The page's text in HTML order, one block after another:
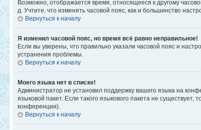
Возможно, отображается время, относящееся к другому
д. Учтите, что изменять часовой пояс, как и большинство
Вернуться к началу
Я изменил часовой пояс, но время всё равно неправильное!
Если вы уверены, что правильно указали часовой пояс и
устранения проблемы.
Вернуться к началу
Моего языка нет в списке!
Администратор не установил поддержку вашего языка на
языковой пакет. Если такого языкового пакета не
конференции).
Вернуться к началу